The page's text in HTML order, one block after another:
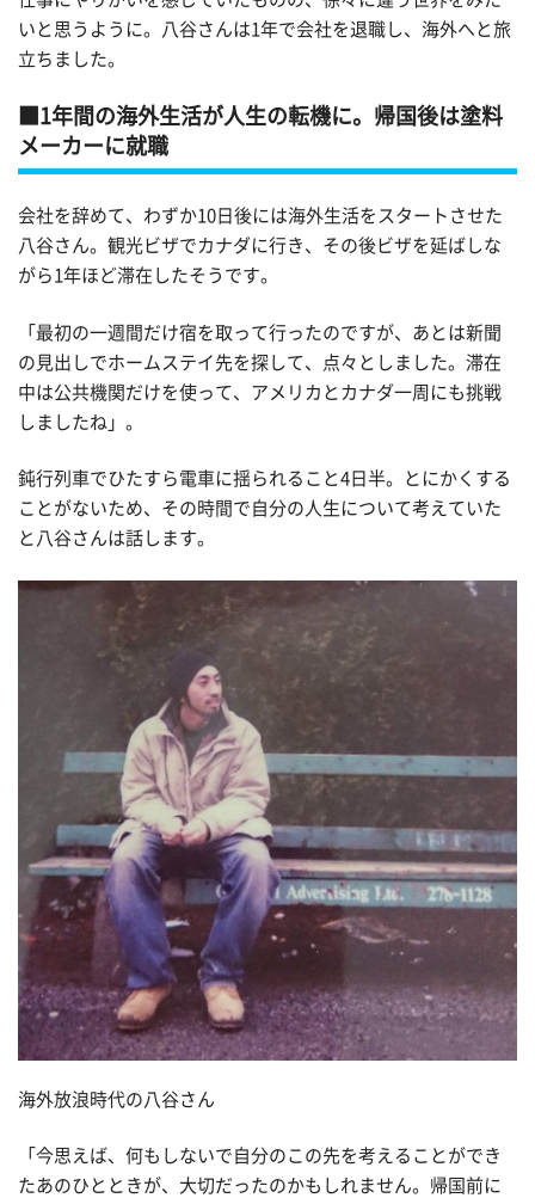
いと思うように。八谷さんは1年で会社を退職し、海外へと旅
立ちました。
1年間の海外生活が人生の転機に。帰国後は塗料
メーカーに就職
会社を辞めて、わずか10日後には海外生活をスタートさせた
八谷さん。観光ビザでカナダに行き、その後ビザを延ばしな
がら1年ほど滞在したそうです。
「最初の一週間だけ宿を取って行ったのですが、あとは新聞
の見出しでホームステイ先を探して、点々としました。滞在
中は公共機関だけを使って、アメリカとカナダ一周にも挑戦
しましたね」。
鈍行列車でひたすら電車に揺られること4日半。とにかくする
ことがないため、その時間で自分の人生について考えていた
と八谷さんは話します。
海外放浪時代の八谷さん
「今思えば、何もしないで自分のこの先を考えることができ
たあのひとときが、大切だったのかもしれません。帰国前に